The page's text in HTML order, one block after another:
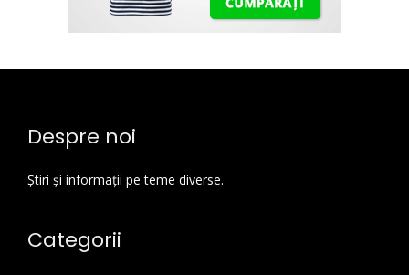
Despre noi
Știri și informații pe teme diverse.
Categorii